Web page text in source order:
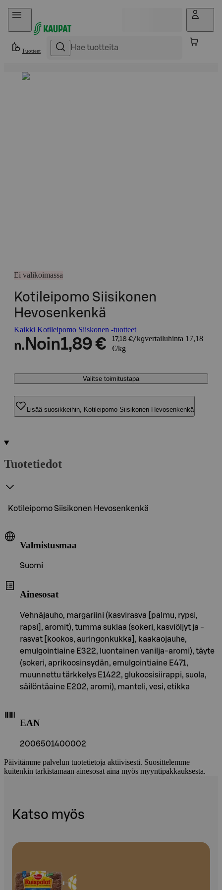
Hyppää sisältöön
Tuotteet
Ei valikoimassa
Kotileipomo Siisikonen
Hevosenkenkä
Kaikki Kotileipomo Siiskonen -tuotteet
n. Noin1,89 € 17,18 €/kgvertailuhinta 17,18
€/kg
Valitse toimitustapa
Lisää suosikkeihin, Kotileipomo Siisikonen Hevosenkenkä
Tuotetiedot
Kotileipomo Siisikonen Hevosenkenkä
Valmistusmaa
Suomi
Ainesosat
Vehnäjauho, margariini (kasvirasva [palmu, rypsi,
rapsi], aromit), tumma suklaa (sokeri, kasviöljyt ja -
rasvat [kookos, auringonkukka], kaakaojauhe,
emulgointiaine E322, luontainen vanilja-aromi), täyte
(sokeri, aprikoosinsydän, emulgointiaine E471,
muunnettu tärkkelys E1422, glukoosisiirappi, suola,
säilöntäaine E202, aromi), manteli, vesi, etikka
EAN
2006501400002
Päivitämme palvelun tuotetietoja aktiivisesti. Suosittelemme
kuitenkin tarkistamaan ainesosat aina myös myyntipakkauksesta.
Katso myös